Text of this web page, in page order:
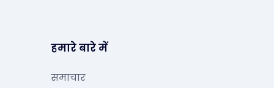
हमारे बारे में
समाचार